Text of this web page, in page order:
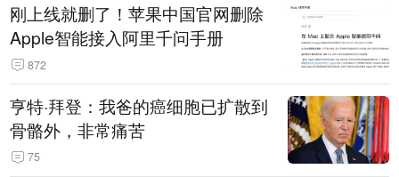
刚上线就删了！苹果中国官网删除
Apple智能接入阿里千问手册
872
亨特·拜登：我爸的癌细胞已扩散到
骨骼外，非常痛苦
75